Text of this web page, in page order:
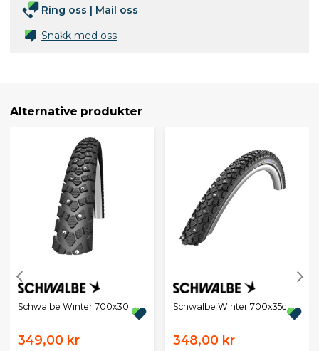
Ring oss | Mail oss
Snakk med oss
Alternative produkter
Schwalbe Winter 700x30
349,00 kr
Schwalbe Winter 700x35c
348,00 kr